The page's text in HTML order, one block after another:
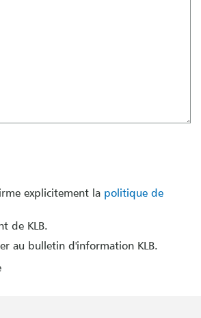
explicitement la politique de
de KLB.
au bulletin d'information KLB.